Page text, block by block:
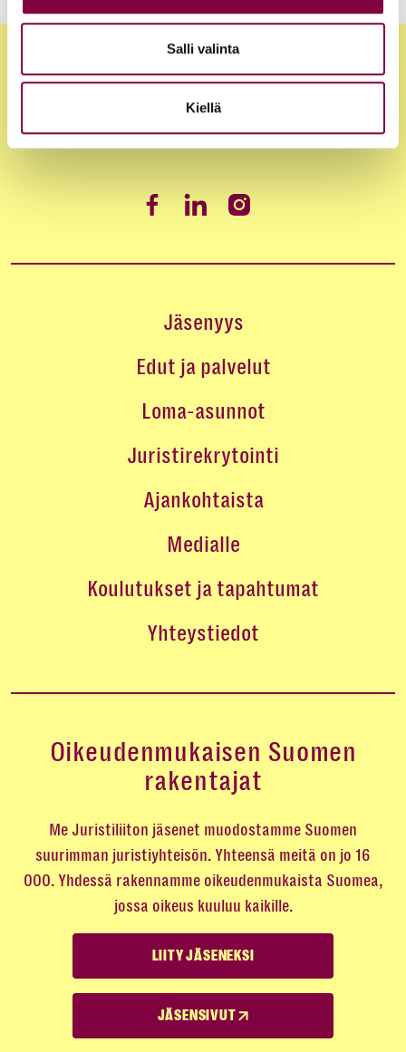
Salli valinta
Kiellä
Jäsenyys
Edut ja palvelut
Loma-asunnot
Juristirekrytointi
Ajankohtaista
Medialle
Koulutukset ja tapahtumat
Yhteystiedot
Oikeudenmukaisen Suomen
rakentajat
Me Juristiliiton jäsenet muodostamme Suomen
suurimman juristiyhteisön. Yhteensä meitä on jo 16
000. Yhdessä rakennamme oikeudenmukaista Suomea,
jossa oikeus kuuluu kaikille.
LIITY JÄSENEKSI
JÄSENSIVUT